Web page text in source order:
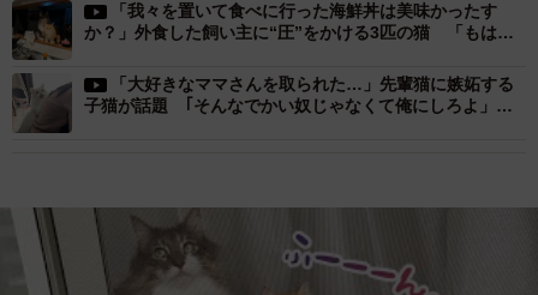
「我々を置いて食べに行った海鮮丼は美味かったす
か？」外食した飼い主に“圧”をかける3匹の猫 「もはや
「大好きなママさんを取られた…」先輩猫に嫉妬する
子猫が話題 ｢そんなでかい奴じゃなくて俺にしろよ」